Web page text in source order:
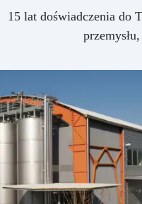
15 lat doświadczenia do